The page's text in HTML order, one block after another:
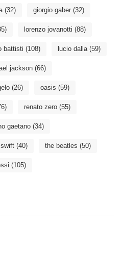
(32) giorgio gaber(32)
lorenzo jovanotti (88)
battisti (108) lucio dalla(59)
jackson(66)
(26) oasis (59)
renato zero(55)
gaetano(34)
(40) the beatles (50)
(105)